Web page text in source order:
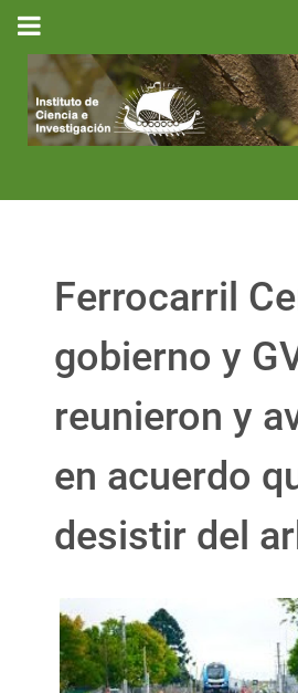
Ferrocarril
gobierno y
reunieron y
en acuerdo
desistir del